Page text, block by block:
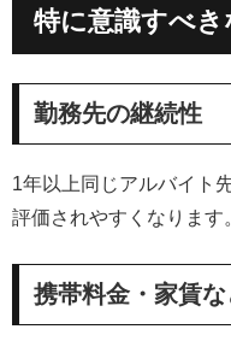
特に意識すべき
勤務先の継続性
1年以上同じアルバイト
評価されやすくなります
携帯料金・家賃